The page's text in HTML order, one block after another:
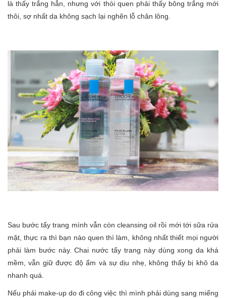
là thấy trắng hẳn, nhưng với thói quen phải thấy bông trắng mới
thôi, sợ nhất da không sạch lại nghẽn lỗ chân lông.
Sau bước tẩy trang mình vẫn còn cleansing oil rồi mới tới sữa rửa
mặt, thực ra thì bạn nào quen thì làm, không nhất thiết mọi người
phải làm bước này. Chai nước tẩy trang này dùng xong da khá
mềm, vẫn giữ được độ ẩm và sự dịu nhẹ, không thấy bị khô da
nhanh quá.
Nếu phải make-up do đi công việc thì mình phải dùng sang miếng